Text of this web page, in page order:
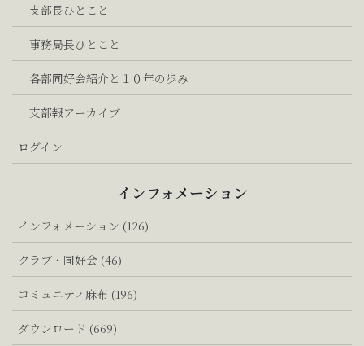
支部長ひとこと
事務局長ひとこと
各部同好会紹介と１０年の歩み
支部報アーカイブ
ログイン
インフォメーション
インフォメーション (126)
クラブ・同好会 (46)
コミュニティ麻布 (196)
ダウンロード (669)